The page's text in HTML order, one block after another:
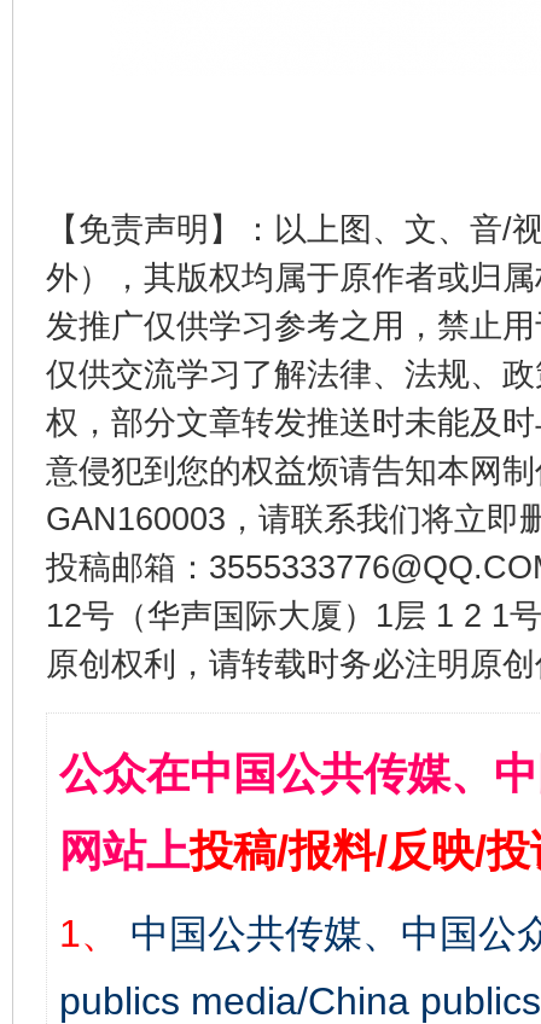
【免责声明】：以上图、文、音/
外），其版权均属于原作者或归
发推广仅供学习参考之用，禁止
仅供交流学习了解法律、法规、
权，部分文章转发推送时未能及
意侵犯到您的权益烦请告知本网
GAN160003，请联系我们将立即
投稿邮箱：
12号（华声国际大厦）1层 1 2 1
原创权利，请转载时务必注明原
公众在中国公共传媒、
网站上投稿/报料/反映/
1、
中国公共传媒、中国公
publics media/China